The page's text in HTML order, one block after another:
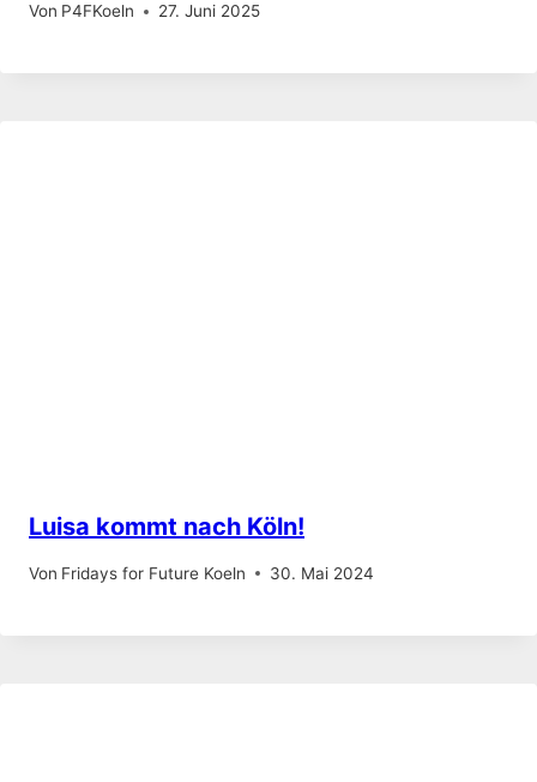
Von P4FKoeln 27. Juni 2025
Luisa kommt nach Köln!
Von Fridays for Future Koeln 30. Mai 2024